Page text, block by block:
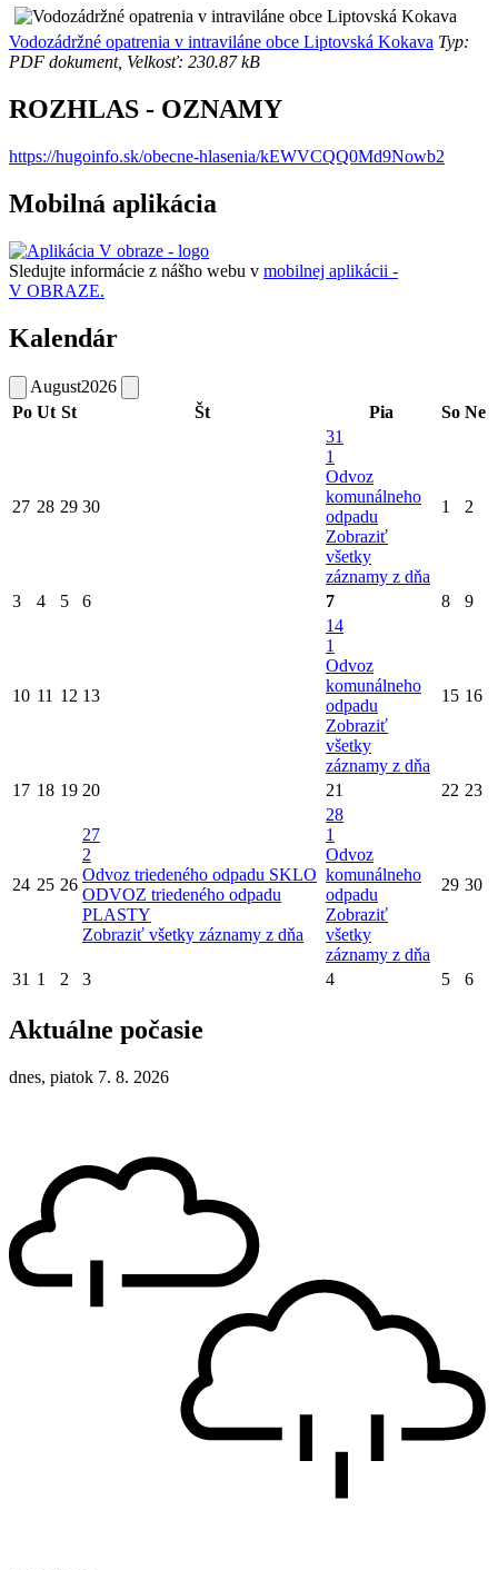
Vodozádržné opatrenia v intraviláne obce Liptovská Kokava Typ:
PDF dokument, Velkosť: 230.87 kB
ROZHLAS - OZNAMY
https://hugoinfo.sk/obecne-hlasenia/kEWVCQQ0Md9Nowb2
Mobilná aplikácia
Sledujte informácie z nášho webu v mobilnej aplikácii -
V OBRAZE.
Kalendár
August2026
Po Ut St Št Pia So Ne
27 28 29 30
31
1
Odvoz
komunálneho
odpadu
Zobraziť
všetky
záznamy z dňa
1 2
3 4 5 6 7 8 9
10 11 12 13
14
1
Odvoz
komunálneho
odpadu
Zobraziť
všetky
záznamy z dňa
15 16
17 18 19 20 21 22 23
24 25 26
27
2
Odvoz triedeného odpadu SKLO
ODVOZ triedeného odpadu
PLASTY
Zobraziť všetky záznamy z dňa
28
1
Odvoz
komunálneho
odpadu
Zobraziť
všetky
záznamy z dňa
29 30
31 1 2 3 4 5 6
Aktuálne počasie
dnes, piatok 7. 8. 2026